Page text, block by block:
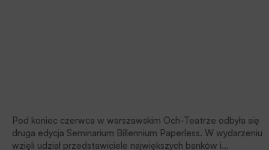
Pod koniec czerwca w warszawskim Och-Teatrze odbyła się
druga edycja Seminarium Billennium Paperless. W wydarzeniu
wzięli udział przedstawiciele największych banków i